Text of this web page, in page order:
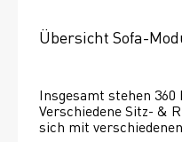
Übersicht Sofa-
Insgesamt stehen 360
Verschiedene Sitz- &
sich mit